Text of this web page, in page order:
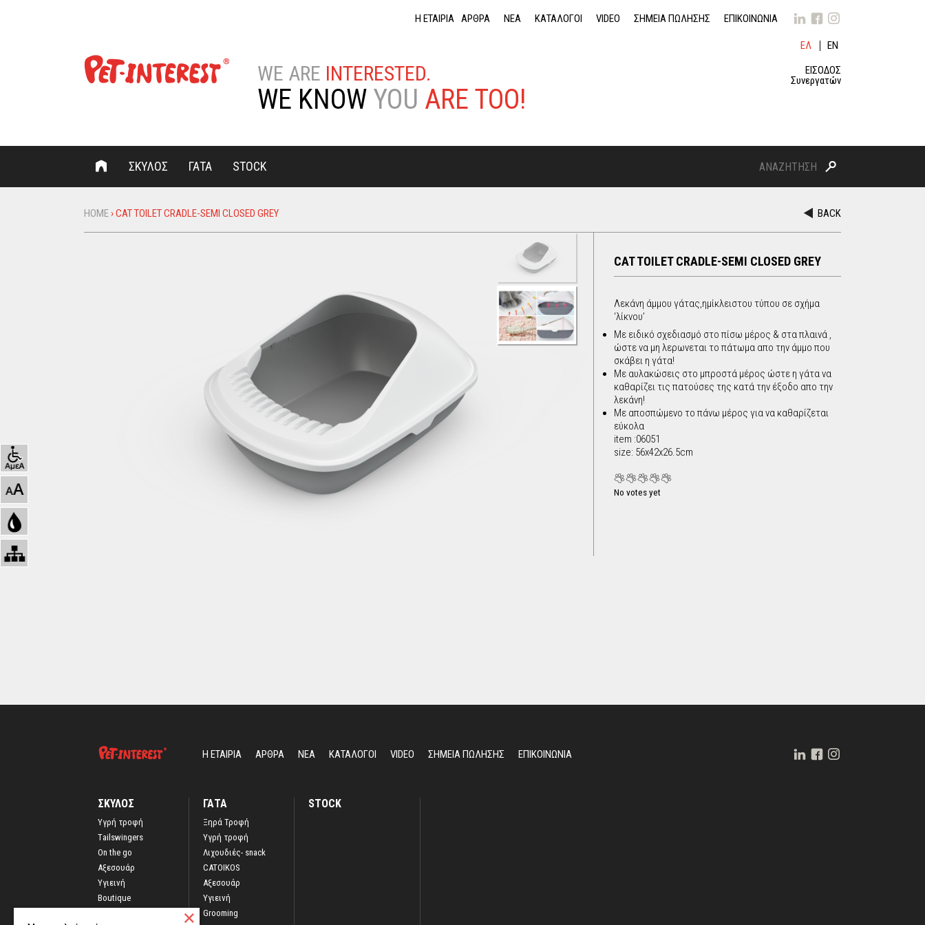
WE ARE INTERESTED.
WE KNOW YOU ARE TOO!
Η ΕΤΑΙΡΙΑ ΑΡΘΡΑ ΝΕΑ ΚΑΤΑΛΟΓΟΙ VIDEO ΣΗΜΕΙΑ ΠΩΛΗΣΗΣ ΕΠΙΚΟΙΝΩΝΙΑ
EN
SH
ΕΛ
ΝΙ
ΚΆΕΙΣΟΔΟΣ
Συνεργατών
ΣΚΥΛΟΣ ΓΑΤΑ STOCK
S
a
h
f
o
Ν
Α
Η
Τ
Σ
Η
You
HOME ›CAT TOILET CRADLE-SEMI CLOSED GREY BACK
CAT TOILET CRADLE-SEMI CLOSED GREY
Λεκάνη άμμου γάτας,ημίκλειστου τύπου σε σχήμα
‘λίκνου’
Με ειδικό σχεδιασμό στο πίσω μέρος & στα πλαινά ,
ώστε να μη λερωνεται το πάτωμα απο την άμμο που
σκάβει η γάτα!
Με αυλακώσεις στο μπροστά μέρος ώστε η γάτα να
καθαρίζει τις πατούσες της κατά την έξοδο απο την
λεκάνη!
Με αποσπώμενο το πάνω μέρος για να καθαρίζεται
εύκολα
item :06051
size: 56x42x26.5cm
No votes yet
Η ΕΤΑΙΡΙΑ ΑΡΘΡΑ ΝΕΑ ΚΑΤΑΛΟΓΟΙ VIDEO ΣΗΜΕΙΑ ΠΩΛΗΣΗΣ ΕΠΙΚΟΙΝΩΝΙΑ
ΣΚΥΛΟΣ
Yγρή τροφή
Τailswingers
On the go
Αξεσουάρ
Υγιεινή
Boutique
ΓΑΤΑ
Ξηρά Τροφή
Υγρή τροφή
Λιχουδιές- snack
CATOIKOS
Αξεσουάρ
Υγιεινή
Grooming
STOCK